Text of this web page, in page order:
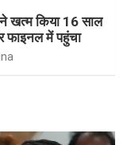
खत्म किया 16 साल
फाइनल में पहुंचा